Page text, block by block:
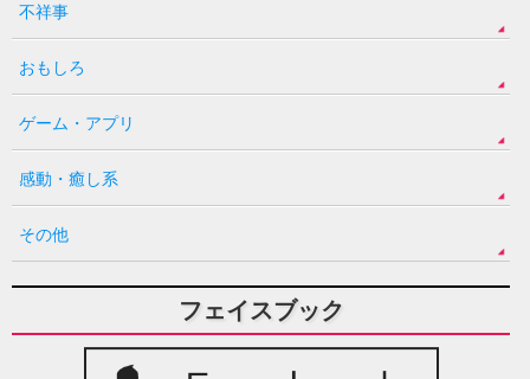
不祥事
おもしろ
ゲーム・アプリ
感動・癒し系
その他
フェイスブック